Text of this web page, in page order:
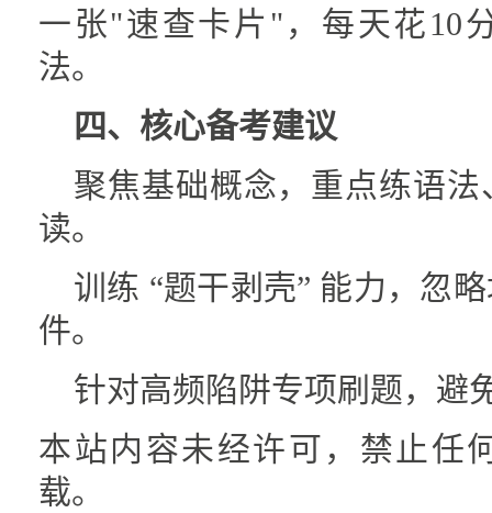
一张"速查卡片"，每天花10
法。
四、核心备考建议
聚焦基础概念，重点练语
读。
训练 “题干剥壳” 能力，忽
件。
针对高频陷阱专项刷题，避
本站内容未经许可，禁止任
载。